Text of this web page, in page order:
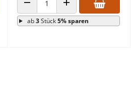
ANZAHL VERRINGERNANZAHL ERHÖHEN
ab3Stück5% sparen